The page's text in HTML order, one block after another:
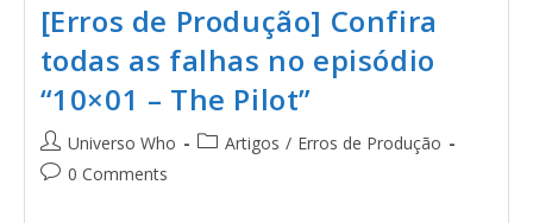
[Erros de Produção] Confira
todas as falhas no episódio
“10×01 – The Pilot”
Universo Who Artigos / Erros de Produção
0 Comments